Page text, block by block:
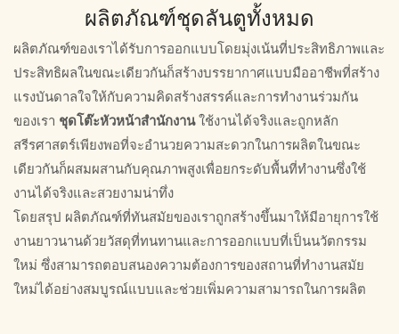
ผลิตภัณฑ์ชุดลันตูทั้งหมด
ผลิตภัณฑ์ของเราได้รับการออกแบบโดยมุ่งเน้นที่ประสิทธิภาพและ
ประสิทธิผลในขณะเดียวกันก็สร้างบรรยากาศแบบมืออาชีพที่สร้าง
แรงบันดาลใจให้กับความคิดสร้างสรรค์และการทำงานร่วมกัน
ของเรา ชุดโต๊ะหัวหน้าสำนักงานใช้งานได้จริงและถูกหลัก
สรีรศาสตร์เพียงพอที่จะอำนวยความสะดวกในการผลิตในขณะ
เดียวกันก็ผสมผสานกับคุณภาพสูงเพื่อยกระดับพื้นที่ทำงานซึ่งใช้
งานได้จริงและสวยงามน่าทึ่ง
โดยสรุป ผลิตภัณฑ์ที่ทันสมัยของเราถูกสร้างขึ้นมาให้มีอายุการใช้
งานยาวนานด้วยวัสดุที่ทนทานและการออกแบบที่เป็นนวัตกรรม
ใหม่ ซึ่งสามารถตอบสนองความต้องการของสถานที่ทำงานสมัย
ใหม่ได้อย่างสมบูรณ์แบบและช่วยเพิ่มความสามารถในการผลิต